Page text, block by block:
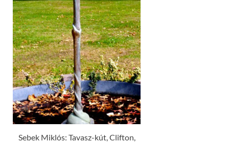
Sebek Miklós: Tavasz-kút, Clifton,